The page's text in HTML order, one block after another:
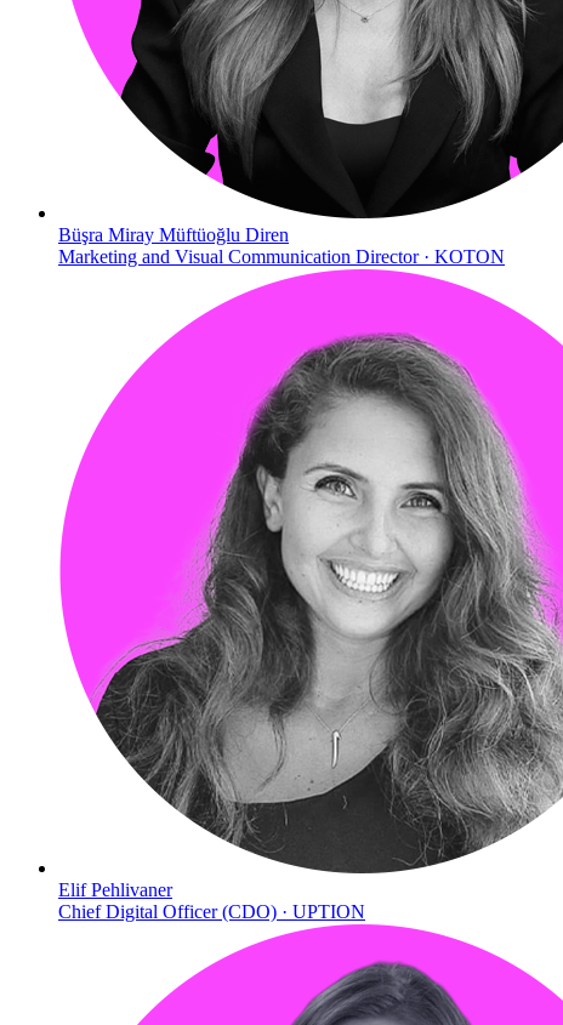
Büşra Miray Müftüoğlu Diren
Marketing and Visual Communication Director · KOTON
Elif Pehlivaner
Chief Digital Officer (CDO) · UPTION